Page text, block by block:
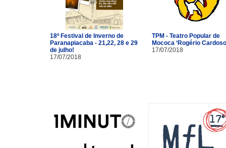
18º Festival de Inverno de
Paranapiacaba - 21,22, 28 e 29
de julho!
17/07/2018
TPM - Teatro Popular de
Mococa ‘Rogério
17/07/2018